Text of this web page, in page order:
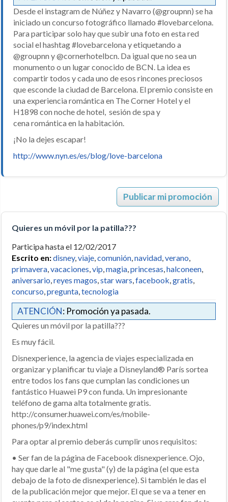
Desde el instagram de Núñez y Navarro (@groupnn) se ha
iniciado un concurso fotográfico llamado #lovebarcelona.
Para participar solo hay que subir una foto en esta red
social el hashtag #lovebarcelona y etiquetando a
@groupnn y @cornerhotelbcn. Da igual que no sea un
monumento o un lugar conocido de BCN. La idea es
compartir todos y cada uno de esos rincones preciosos
que esconde la ciudad de Barcelona. El premio consiste en
una experiencia romántica en The Corner Hotel y el
H1898 con noche de hotel, sesión de spa y
cena romántica en la habitación.
¡No la dejes escapar!
http://www.nyn.es/es/blog/love-barcelona
Publicar mi promoción
Quieres un móvil por la patilla???
Participa hasta el 12/02/2017
Escrito en:disney,viaje,comunión,navidad,verano,
primavera,vacaciones,vip,magia,princesas,halconeen,
aniversario,reyes magos,star wars,facebook,gratis,
concurso,pregunta,tecnologia
ATENCIÓN: Promoción ya pasada.
Quieres un móvil por la patilla???
Es muy fácil.
Disnexperience, la agencia de viajes especializada en
organizar y planificar tu viaje a Disneyland® París sortea
entre todos los fans que cumplan las condiciones un
fantástico Huawei P9 con funda. Un impresionante
teléfono de gama alta totalmente gratis.
http://consumer.huawei.com/es/mobile-
phones/p9/index.html
Para optar al premio deberás cumplir unos requisitos:
• Ser fan de la página de Facebook disnexperience. Ojo,
hay que darle al "me gusta" (y) de la página (el que esta
debajo de la foto de disnexperience). Si también le das el
de la publicación mejor que mejor. El que se va a tener en